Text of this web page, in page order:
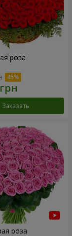
роза
Заказать
роза